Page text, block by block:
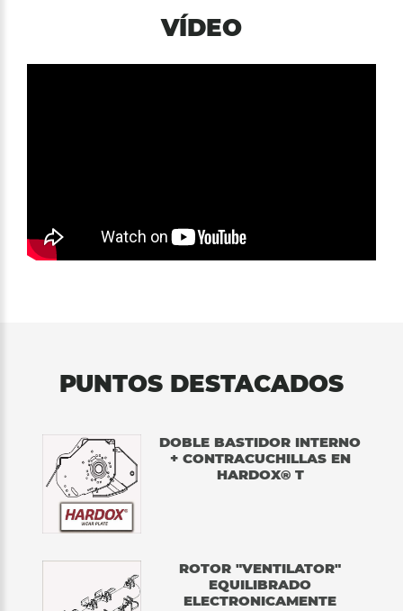
VÍDEO
PUNTOS DESTACADOS
DOBLE BASTIDOR INTERNO
+ CONTRACUCHILLAS EN
HARDOX® T
ROTOR "VENTILATOR"
EQUILIBRADO
ELECTRONICAMENTE